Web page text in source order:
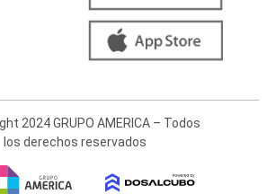
2024 GRUPO AMERICA – Todos
los derechos reservados